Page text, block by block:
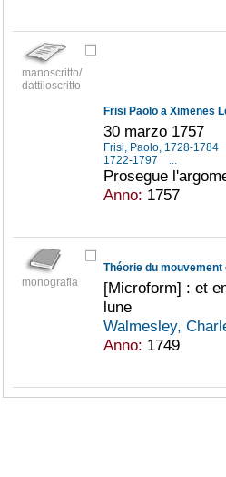
manoscritto/
dattiloscritto
Frisi Paolo a Ximenes
30 marzo 1757
Frisi, Paolo, 1728-1784
1722-1797
...
Prosegue
Anno: 1757
monografia
Théorie du
[Microform] : et
lune
Walmesley,
Anno: 1749